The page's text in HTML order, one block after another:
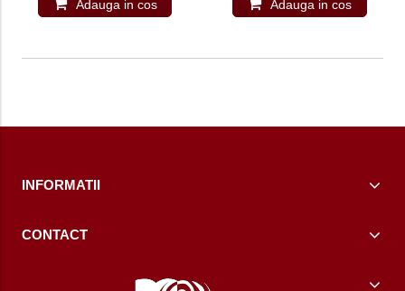
Adauga in cos
3992-0331-9Adauga in cos
INFORMATII
CONTACT